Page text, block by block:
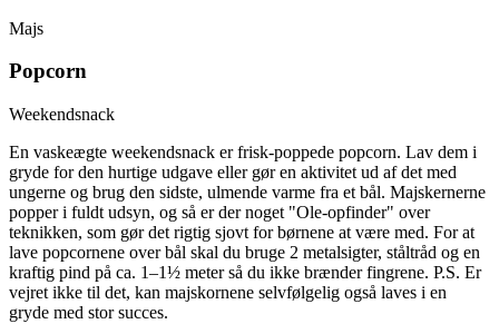
Majs
Popcorn
Weekendsnack
En vaskeægte weekendsnack er frisk-poppede popcorn. Lav dem i
gryde for den hurtige udgave eller gør en aktivitet ud af det med
ungerne og brug den sidste, ulmende varme fra et bål. Majskernerne
popper i fuldt udsyn, og så er der noget "Ole-opfinder" over
teknikken, som gør det rigtig sjovt for børnene at være med. For at
lave popcornene over bål skal du bruge 2 metalsigter, ståltråd og en
kraftig pind på ca. 1–1½ meter så du ikke brænder fingrene. P.S. Er
vejret ikke til det, kan majskornene selvfølgelig også laves i en
gryde med stor succes.